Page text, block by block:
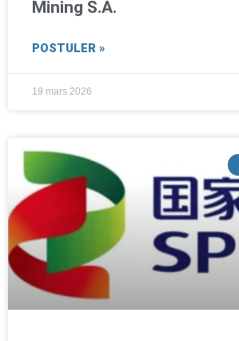
Mining S.A.
POSTULER »
19 mars 2026